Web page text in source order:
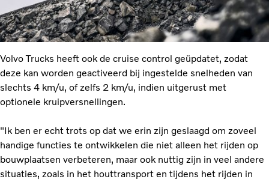
Volvo Trucks heeft ook de cruise control geüpdatet, zodat
deze kan worden geactiveerd bij ingestelde snelheden van
slechts 4 km/u, of zelfs 2 km/u, indien uitgerust met
optionele kruipversnellingen.
"Ik ben er echt trots op dat we erin zijn geslaagd om zoveel
handige functies te ontwikkelen die niet alleen het rijden op
bouwplaatsen verbeteren, maar ook nuttig zijn in veel andere
situaties, zoals in het houttransport en tijdens het rijden in